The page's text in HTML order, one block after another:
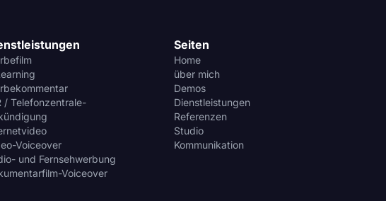
/ Telefonzentrale-
Voiceover
und Fernsehwerbung
Voiceover
Seiten
Home
über mich
Demos
Dienstleistungen
Referenzen
Studio
Kommunikation